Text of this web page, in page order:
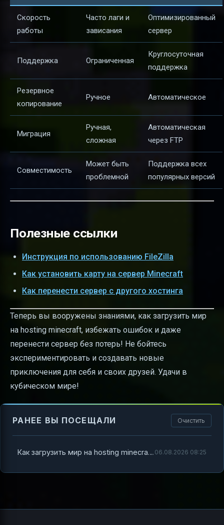
Скорость
работы
Часто лаги и
зависания
Оптимизированный
сервер
Поддержка Ограниченная
Круглосуточная
поддержка
Резервное
копирование
Ручное Автоматическое
Миграция
Ручная,
сложная
Автоматическая
через FTP
Совместимость
Может быть
проблемной
Поддержка всех
популярных версий
Полезные ссылки
Инструкция по использованию FileZilla
Как установить карту на сервер Minecraft
Как перенести сервер с другого хостинга
Теперь вы вооружены знаниями, как загрузить мир
на hosting minecraft, избежать ошибок и даже
перенести сервер без потерь! Не бойтесь
экспериментировать и создавать новые
приключения для себя и своих друзей. Удачи в
кубическом мире!
РАНЕЕ ВЫ ПОСЕЩАЛИ Очистить
Как загрузить мир на hosting minecraft — полный гайд с практическими советами 06.08.2026 08:25